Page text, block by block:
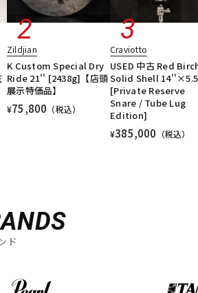
Zildjian
K Custom Special Dry
Ride 21'' [2438g]【店頭
展示特価品】
¥75,800 （税込）
Craviotto
USED 中古 Red
Solid Shell
[Private Reserve
Snare / Tube Lug
Edition]
¥385,000 （税込）
ド